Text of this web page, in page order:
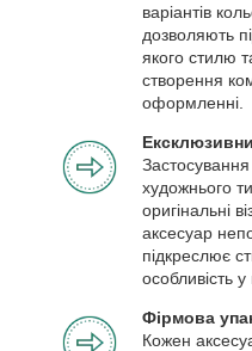
варіантів
дозволяють
якого стилю
створення
оформленні.
Застосування
художнього
оригінальні
аксесуар
підкреслює
особливість
Фірмова
Кожен